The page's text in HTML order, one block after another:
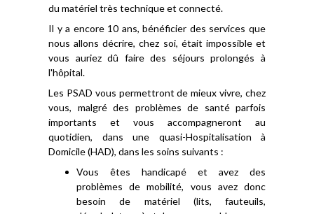
du matériel très technique et connecté.
Il y a encore 10 ans, bénéficier des services que
nous allons décrire, chez soi, était impossible et
vous auriez dû faire des séjours prolongés à
l'hôpital.
Les PSAD vous permettront de mieux vivre, chez
vous, malgré des problèmes de santé parfois
importants et vous accompagneront au
quotidien, dans une quasi-Hospitalisation à
Domicile (HAD), dans les soins suivants :
Vous êtes handicapé et avez des
problèmes de mobilité, vous avez donc
besoin de matériel (lits, fauteuils,